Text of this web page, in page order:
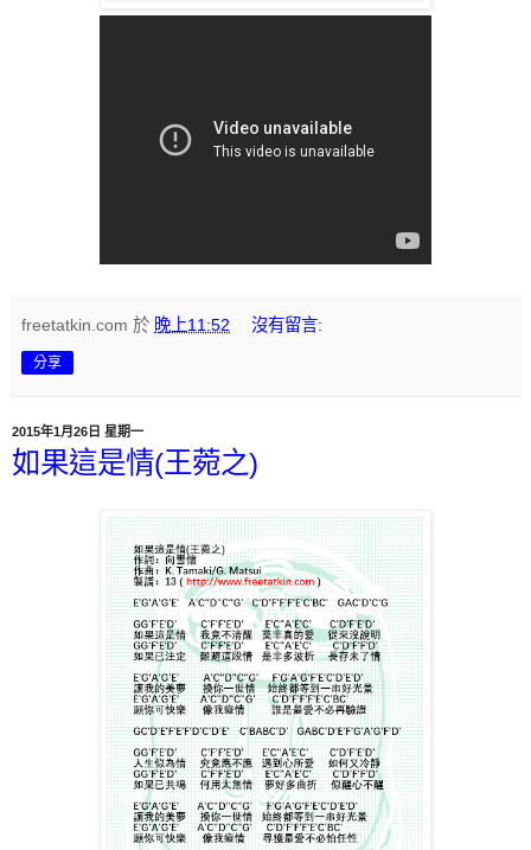
freetatkin.com 於 晚上11:52 沒有留言:
分享
2015年1月26日 星期一
如果這是情(王菀之)